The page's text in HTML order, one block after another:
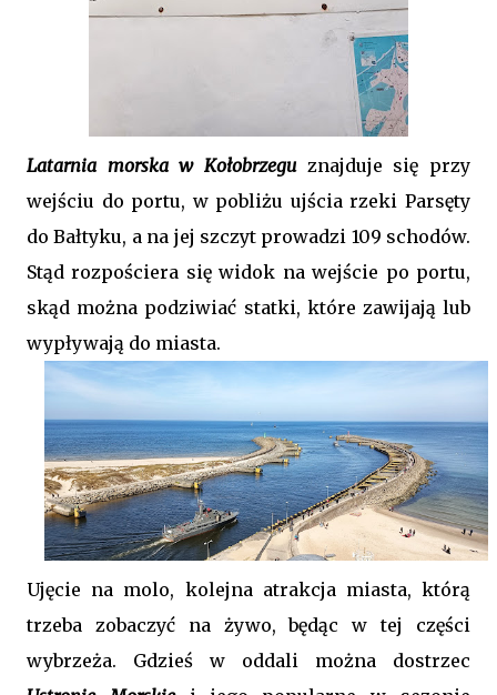
Latarnia morska w Kołobrzegu znajduje się przy
wejściu do portu, w pobliżu ujścia rzeki Parsęty
do Bałtyku, a na jej szczyt prowadzi 109 schodów.
Stąd rozpościera się widok na wejście po portu,
skąd można podziwiać statki, które zawijają lub
wypływają do miasta.
Ujęcie na molo, kolejna atrakcja miasta, którą
trzeba zobaczyć na żywo, będąc w tej części
wybrzeża. Gdzieś w oddali można dostrzec